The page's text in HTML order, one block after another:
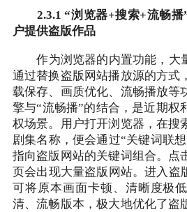
2.3.1 “浏览器+搜索+流畅播
户提供盗版作品
作为浏览器的内置功能，大
通过替换盗版网站播放源的方式
载保存、画质优化、流畅播放等
擎与“流畅播”的结合，是近期权
权场景。用户打开浏览器，在搜
剧集名称，便会通过“关键词联
指向盗版网站的关键词组合。点
页会出现大量盗版网站。进入盗
可将原本画面卡顿、清晰度极
清、流畅版本，极大地优化了盗